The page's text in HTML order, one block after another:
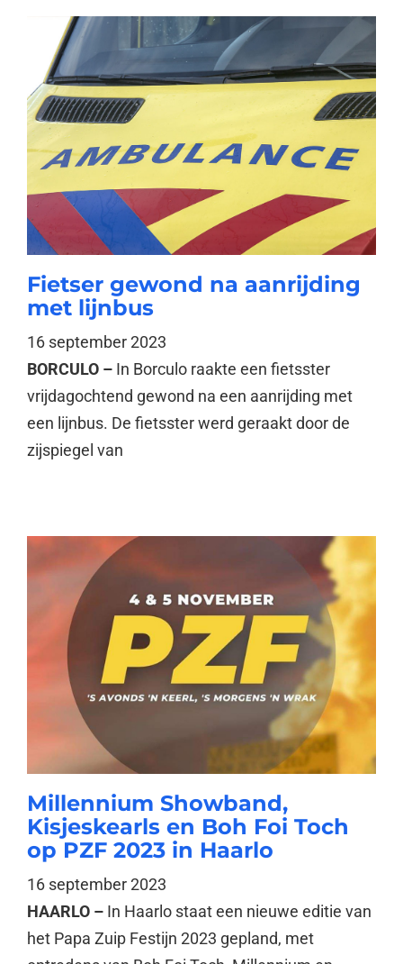
Fietser gewond na aanrijding
met lijnbus
16 september 2023
BORCULO – In Borculo raakte een fietsster
vrijdagochtend gewond na een aanrijding met
een lijnbus. De fietsster werd geraakt door de
zijspiegel van
Millennium Showband,
Kisjeskearls en Boh Foi Toch
op PZF 2023 in Haarlo
16 september 2023
HAARLO – In Haarlo staat een nieuwe editie van
het Papa Zuip Festijn 2023 gepland, met